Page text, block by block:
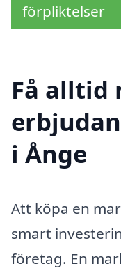
förpliktelser
Få alltid
i Ånge
Att köpa en
smart
företag. En